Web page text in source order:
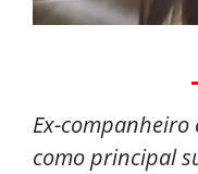
Ex-
como principal